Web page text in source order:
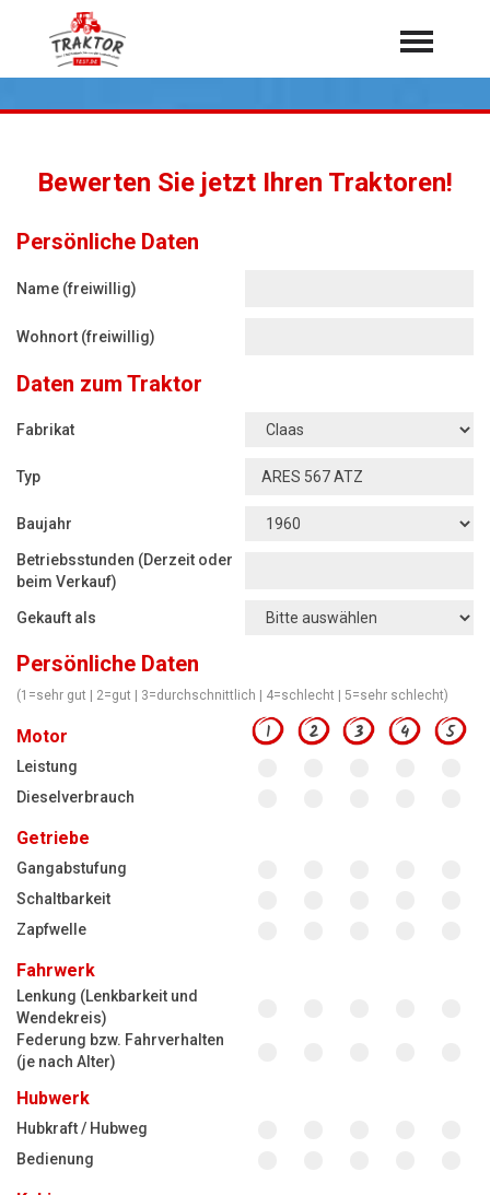
Home
Mähdrescher
Feldhäcksler
Radlader
Rasentraktoren
Jetzt Bewerten
Über 7.000 Testberichte
Bewerten Sie jetzt Ihren Traktoren!
Persönliche Daten
Name (freiwillig)
Wohnort (freiwillig)
Daten zum Traktor
Fabrikat
Typ
Baujahr
Betriebsstunden (Derzeit oder
beim Verkauf)
Gekauft als
Persönliche Daten
(1=sehr gut | 2=gut | 3=durchschnittlich | 4=schlecht | 5=sehr schlecht)
Motor 1 2 3 4 5
Leistung
Dieselverbrauch
Getriebe
Gangabstufung
Schaltbarkeit
Zapfwelle
Fahrwerk
Lenkung (Lenkbarkeit und
Wendekreis)
Federung bzw. Fahrverhalten
(je nach Alter)
Hubwerk
Hubkraft / Hubweg
Bedienung